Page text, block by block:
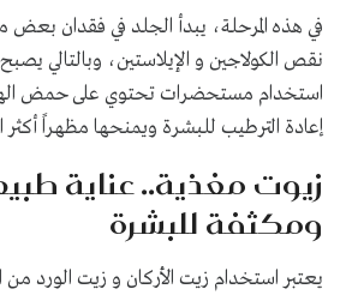
في هذه المرحلة، يبدأ الجلد في فقدان
نقص الكولاجين و الإيلاستين، وبالتالي
استخدام مستحضرات تحتوي على حمض
إعادة الترطيب للبشرة ويمنحها مظهراً أكثر
زيوت مغذية.. عناية
ومكثفة للبشرة
يعتبر استخدام زيت الأركان و زيت الورد من